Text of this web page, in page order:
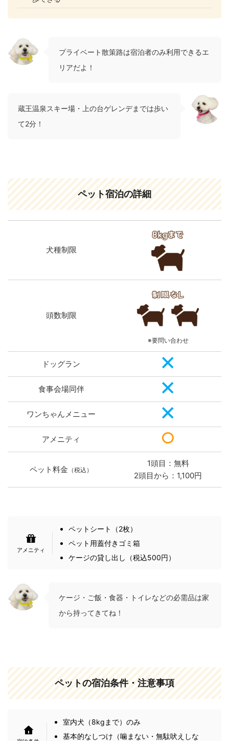
プライベート散策路は宿泊者のみ利用できるエ
リアだよ！
蔵王温泉スキー場・上の台ゲレンデまでは歩い
て2分！
ペット宿泊の詳細
犬種制限
頭数制限
※要問い合わせ
ドッグラン
食事会場同伴
ワンちゃんメニュー
アメニティ
ペット料金 （税込）
1頭目：無料
2頭目から：1,100円
ペットシート（2枚）
ペット用蓋付きゴミ箱
ケージの貸し出し（税込500円）
ケージ・ご飯・食器・トイレなどの必需品は家
から持ってきてね！
ペットの宿泊条件・注意事項
室内犬（8kgまで）のみ
基本的なしつけ（噛まない・無駄吠えしな